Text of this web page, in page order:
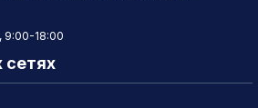
9:00-18:00
сетях